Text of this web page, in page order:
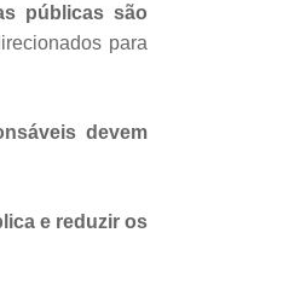
públicas são
para
devem
e reduzir os